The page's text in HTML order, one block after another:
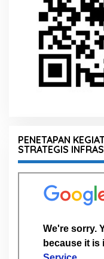
PENETAPAN
STRATEGIS